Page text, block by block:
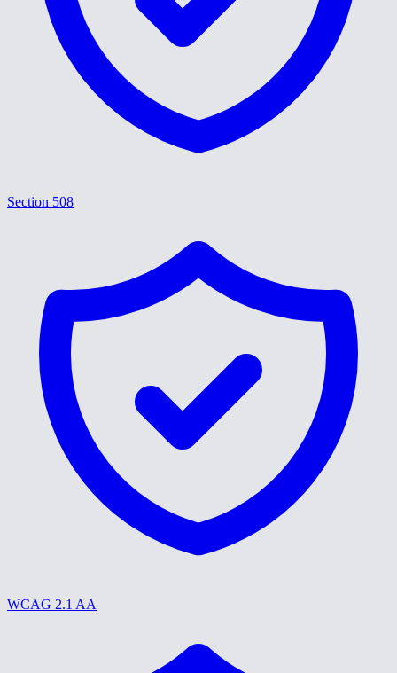
Section 508
WCAG 2.1 AA